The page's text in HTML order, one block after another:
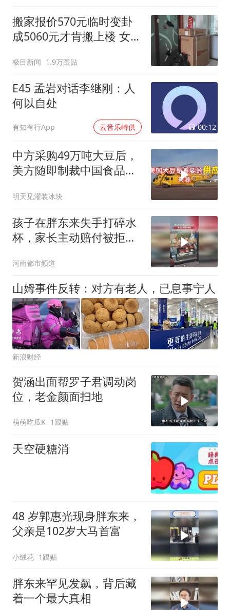
搬家报价570元临时变卦
成5060元才肯搬上楼 女子
极目新闻 1.9万跟贴
E45 孟岩对话李继刚：人
何以自处
有知有行App 云音乐特供 00:12
中方采购49万吨大豆后，
美方随即制裁中国食品企
明天见灌装冰块
孩子在胖东来失手打碎水
杯，家长主动赔付被拒，
扎着脚了！
河南都市频道
山姆事件反转：对方有老人，已息事宁人
新浪财经
贺涵出面帮罗子君调动岗
位，老金颜面扫地
萌萌吃瓜K 1跟贴
天空硬糖消
48 岁郭惠光现身胖东来，
父亲是102岁大马首富
小绒花 1跟贴
胖东来罕见发飙，背后藏
着一个最大真相